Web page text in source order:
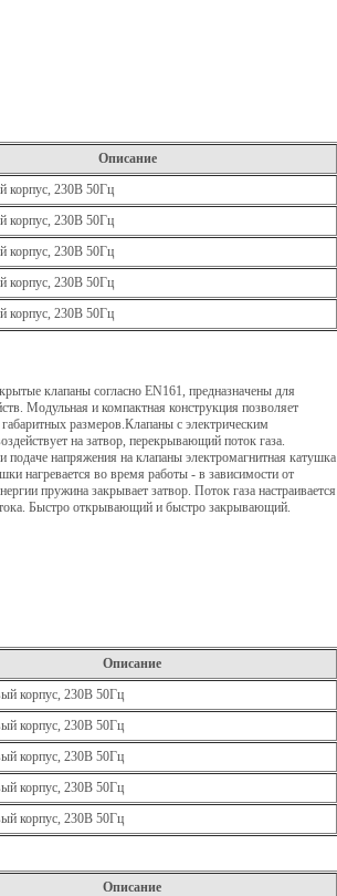
Описание
корпус, 230В 50Гц
корпус, 230В 50Гц
корпус, 230В 50Гц
корпус, 230В 50Гц
корпус, 230В 50Гц
клапаны согласно EN161, предназначены для
Модульная и компактная конструкция позволяет
размеров.Клапаны с электрическим
на затвор, перекрывающий поток газа.
подаче напряжения на клапаны электромагнитная катушка
нагревается во время работы - в зависимости от
пружина закрывает затвор. Поток газа настраивается
Быстро открывающий и быстро закрывающий.
Описание
корпус, 230В 50Гц
корпус, 230В 50Гц
корпус, 230В 50Гц
корпус, 230В 50Гц
корпус, 230В 50Гц
Описание